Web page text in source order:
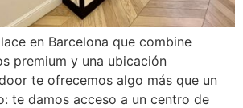
en Barcelona que combine
premium y una ubicación
te ofrecemos algo más que un
te damos acceso a un centro de